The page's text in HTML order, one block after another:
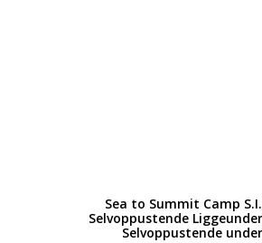
Sea to Summit Camp
Selvoppustende
Selvoppustende